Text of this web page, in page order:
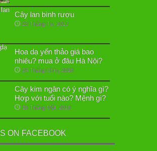
Cây lan bình rượu
23 Tháng Tư, 2017
Hoa dạ yến thảo giá bao
nhiêu? mua ở đâu Hà Nội?
24 Tháng Chín, 2018
Cây kim ngân có ý nghĩa gì?
Hợp với tuổi nào? Mệnh gì?
16 Tháng Một, 2018
ON FACEBOOK